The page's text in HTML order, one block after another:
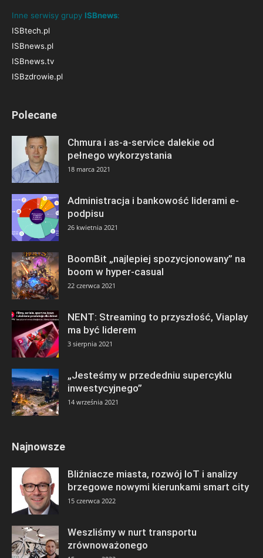
Inne serwisy grupy ISBnews:
ISBtech.pl
ISBnews.pl
ISBnews.tv
ISBzdrowie.pl
Polecane
Chmura i as-a-service dalekie od
pełnego wykorzystania
18 marca 2021
Administracja i bankowość liderami e-
podpisu
26 kwietnia 2021
BoomBit „najlepiej spozycjonowany” na
boom w hyper-casual
22 czerwca 2021
NENT: Streaming to przyszłość, Viaplay
ma być liderem
3 sierpnia 2021
„Jesteśmy w przededniu supercyklu
inwestycyjnego”
14 września 2021
Najnowsze
Bliźniacze miasta, rozwój IoT i analizy
brzegowe nowymi kierunkami smart city
15 czerwca 2022
Weszliśmy w nurt transportu
zrównoważonego